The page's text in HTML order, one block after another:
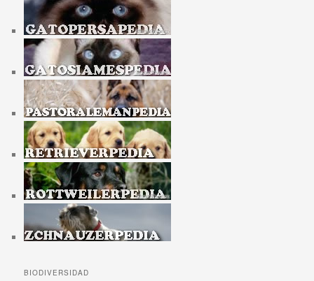
BIODIVERSIDAD